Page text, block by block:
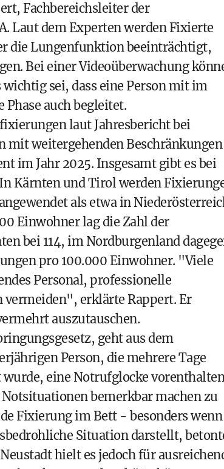
Fachbereichsleiter der
Laut dem Experten werden Fixierte
die Lungenfunktion beeinträchtigt,
Bei einer Videoüberwachung
sei, dass eine Person mit im
Phase auch begleitet.
laut Jahresbericht bei
weitergehenden Beschränkungen
im Jahr 2025. Insgesamt gibt es bei
Kärnten und Tirol werden
als etwa in
Einwohner lag die Zahl der
bei 114, im Nordburgenland
pro 100.000 Einwohner. "Viele
Personal, professionelle
vermeiden", erklärte Rappert. Er
auszutauschen.
geht aus dem
Person, die mehrere Tage
eine Notrufglocke
bemerkbar machen zu
Fixierung im Bett - besonders wenn
Situation darstellt,
hielt es jedoch für